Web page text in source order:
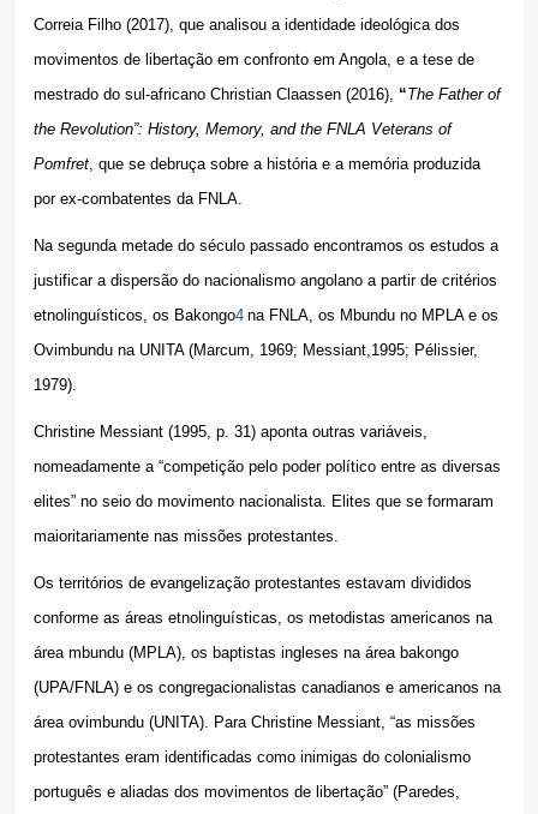
Correia Filho (2017), que analisou a identidade ideológica dos
movimentos de libertação em confronto em Angola, e a tese de
mestrado do sul-africano Christian Claassen (2016), “The Father of
the Revolution”: History, Memory, and the FNLA Veterans of
Pomfret, que se debruça sobre a história e a memória produzida
por ex-combatentes da FNLA.
Na segunda metade do século passado encontramos os estudos a
justificar a dispersão do nacionalismo angolano a partir de critérios
etnolinguísticos, os Bakongo4 na FNLA, os Mbundu no MPLA e os
Ovimbundu na UNITA (Marcum, 1969; Messiant,1995; Pélissier,
1979).
Christine Messiant (1995, p. 31) aponta outras variáveis,
nomeadamente a “competição pelo poder político entre as diversas
elites” no seio do movimento nacionalista. Elites que se formaram
maioritariamente nas missões protestantes.
Os territórios de evangelização protestantes estavam divididos
conforme as áreas etnolinguísticas, os metodistas americanos na
área mbundu (MPLA), os baptistas ingleses na área bakongo
(UPA/FNLA) e os congregacionalistas canadianos e americanos na
área ovimbundu (UNITA). Para Christine Messiant, “as missões
protestantes eram identificadas como inimigas do colonialismo
português e aliadas dos movimentos de libertação” (Paredes,